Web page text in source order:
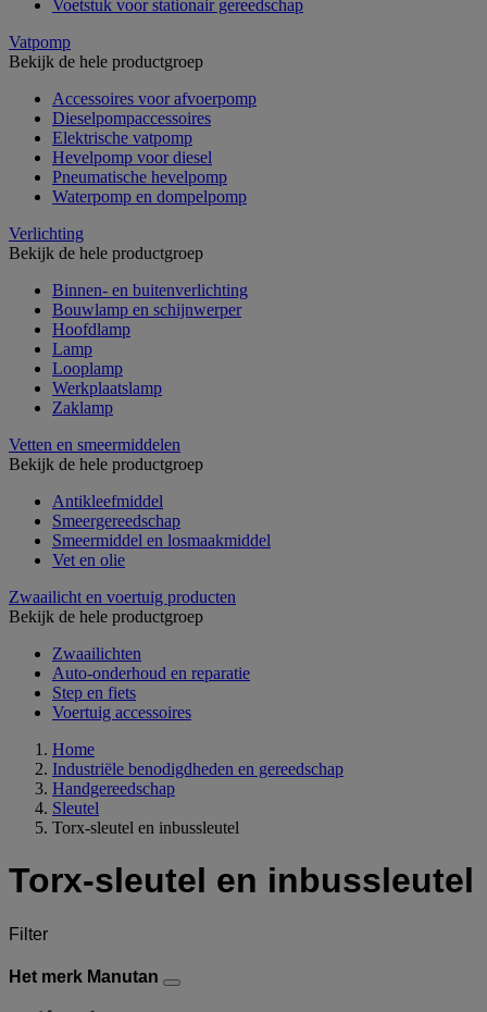
Voetstuk voor stationair gereedschap
Vatpomp
Bekijk de hele productgroep
Accessoires voor afvoerpomp
Dieselpompaccessoires
Elektrische vatpomp
Hevelpomp voor diesel
Pneumatische hevelpomp
Waterpomp en dompelpomp
Verlichting
Bekijk de hele productgroep
Binnen- en buitenverlichting
Bouwlamp en schijnwerper
Hoofdlamp
Lamp
Looplamp
Werkplaatslamp
Zaklamp
Vetten en smeermiddelen
Bekijk de hele productgroep
Antikleefmiddel
Smeergereedschap
Smeermiddel en losmaakmiddel
Vet en olie
Zwaailicht en voertuig producten
Bekijk de hele productgroep
Zwaailichten
Auto-onderhoud en reparatie
Step en fiets
Voertuig accessoires
Home
Industriële benodigdheden en gereedschap
Handgereedschap
Sleutel
Torx-sleutel en inbussleutel
Torx-sleutel en inbussleutel
Filter
Het merk Manutan